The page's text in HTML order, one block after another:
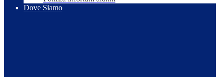
Dove Siamo